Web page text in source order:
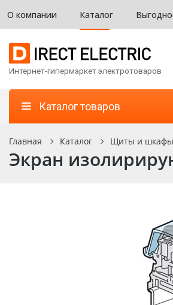
О компании Каталог
Интернет-гипермаркет электротоваров
Каталог товаров
Главная Каталог Щиты и шкафы
Экран